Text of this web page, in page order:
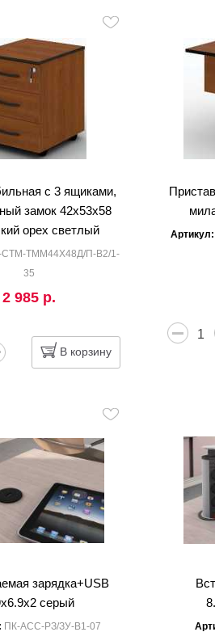
с 3 ящиками,
замок 42x53x58
орех светлый
СТМ-ТММ44Х48Д/П-В2/1-
35
2 985 р.
В корзину
Артикул:
зарядка+USB
серый
ПК-АСС-РЗ/ЗУ-В1-07